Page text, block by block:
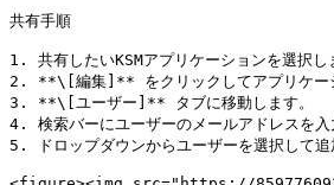
共有手順
1. 共有したいKSMアプリケーションを選択し
2. **\[編集]** をクリックしてアプリケーシ
3. **\[ユーザー]** タブに移動します。
4. 検索バーにユーザーのメールアドレスを入
5. ドロップダウンからユーザーを選択して追